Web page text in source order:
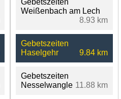
Gebetszeiten
Weißenbach am Lech
8.93 km
Gebetszeiten
Haselgehr
9.84 km
Gebetszeiten
Nesselwangle 11.88 km